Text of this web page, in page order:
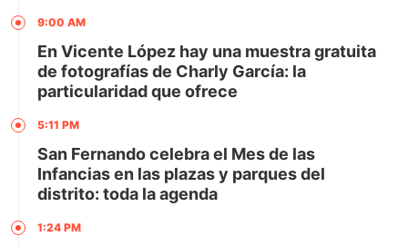
9:00 AM
En Vicente López hay una muestra gratuita
de fotografías de Charly García: la
particularidad que ofrece
5:11 PM
San Fernando celebra el Mes de las
Infancias en las plazas y parques del
distrito: toda la agenda
1:24 PM